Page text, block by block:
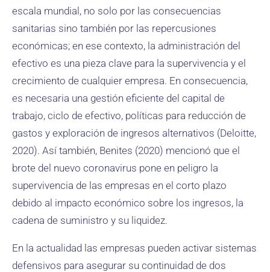
escala mundial, no solo por las consecuencias
sanitarias sino también por las repercusiones
económicas; en ese contexto, la administración del
efectivo es una pieza clave para la supervivencia y el
crecimiento de cualquier empresa. En consecuencia,
es necesaria una gestión eficiente del capital de
trabajo, ciclo de efectivo, políticas para reducción de
gastos y exploración de ingresos alternativos (Deloitte,
2020). Así también, Benites (2020) mencionó que el
brote del nuevo coronavirus pone en peligro la
supervivencia de las empresas en el corto plazo
debido al impacto económico sobre los ingresos, la
cadena de suministro y su liquidez.
En la actualidad las empresas pueden activar sistemas
defensivos para asegurar su continuidad de dos